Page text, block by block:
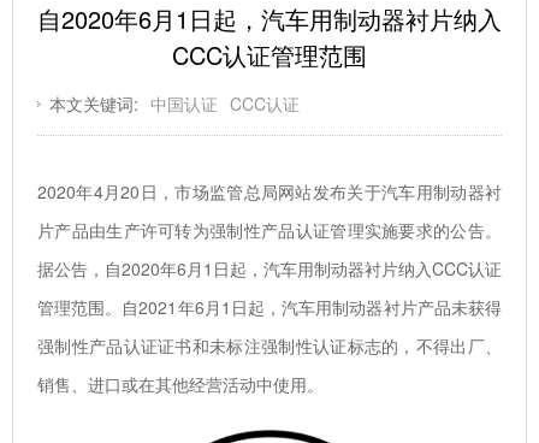
自2020年6月1日起，汽车用制动器衬片纳入
CCC认证管理范围
本文关键词: 中国认证 CCC认证
2020年4月20日，市场监管总局网站发布关于汽车用制动器衬
片产品由生产许可转为强制性产品认证管理实施要求的公告。
据公告，自2020年6月1日起，汽车用制动器衬片纳入CCC认证
管理范围。自2021年6月1日起，汽车用制动器衬片产品未获得
强制性产品认证证书和未标注强制性认证标志的，不得出厂、
销售、进口或在其他经营活动中使用。